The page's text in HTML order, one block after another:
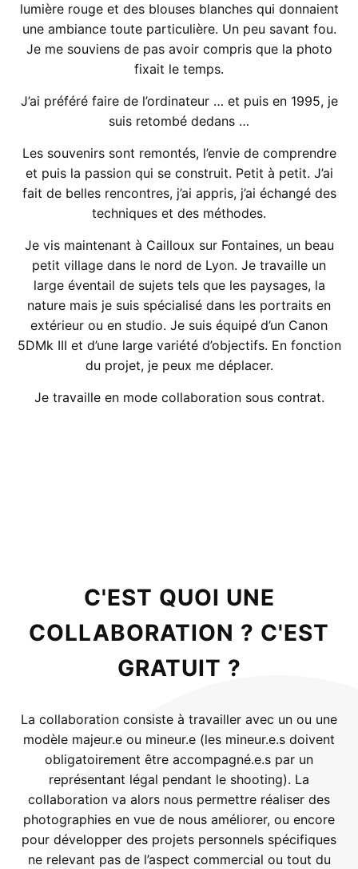
lumière rouge et des blouses blanches qui donnaient
une ambiance toute particulière. Un peu savant fou.
Je me souviens de pas avoir compris que la photo
fixait le temps.
J’ai préféré faire de l’ordinateur … et puis en 1995, je
suis retombé dedans …
Les souvenirs sont remontés, l’envie de comprendre
et puis la passion qui se construit. Petit à petit. J’ai
fait de belles rencontres, j’ai appris, j’ai échangé des
techniques et des méthodes.
Je vis maintenant à Cailloux sur Fontaines, un beau
petit village dans le nord de Lyon. Je travaille un
large éventail de sujets tels que les paysages, la
nature mais je suis spécialisé dans les portraits en
extérieur ou en studio. Je suis équipé d’un Canon
5DMk III et d’une large variété d’objectifs. En fonction
du projet, je peux me déplacer.
Je travaille en mode collaboration sous contrat.
C'EST QUOI UNE
COLLABORATION ? C'EST
GRATUIT ?
La collaboration consiste à travailler avec un ou une
modèle majeur.e ou mineur.e (les mineur.e.s doivent
obligatoirement être accompagné.e.s par un
représentant légal pendant le shooting). La
collaboration va alors nous permettre réaliser des
photographies en vue de nous améliorer, ou encore
pour développer des projets personnels spécifiques
ne relevant pas de l’aspect commercial ou tout du